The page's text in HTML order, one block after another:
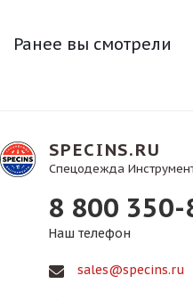
Ранее вы смотрели
SPECINS.RU
Спецодежда
8 800
Наш телефон
sales@specins.ru